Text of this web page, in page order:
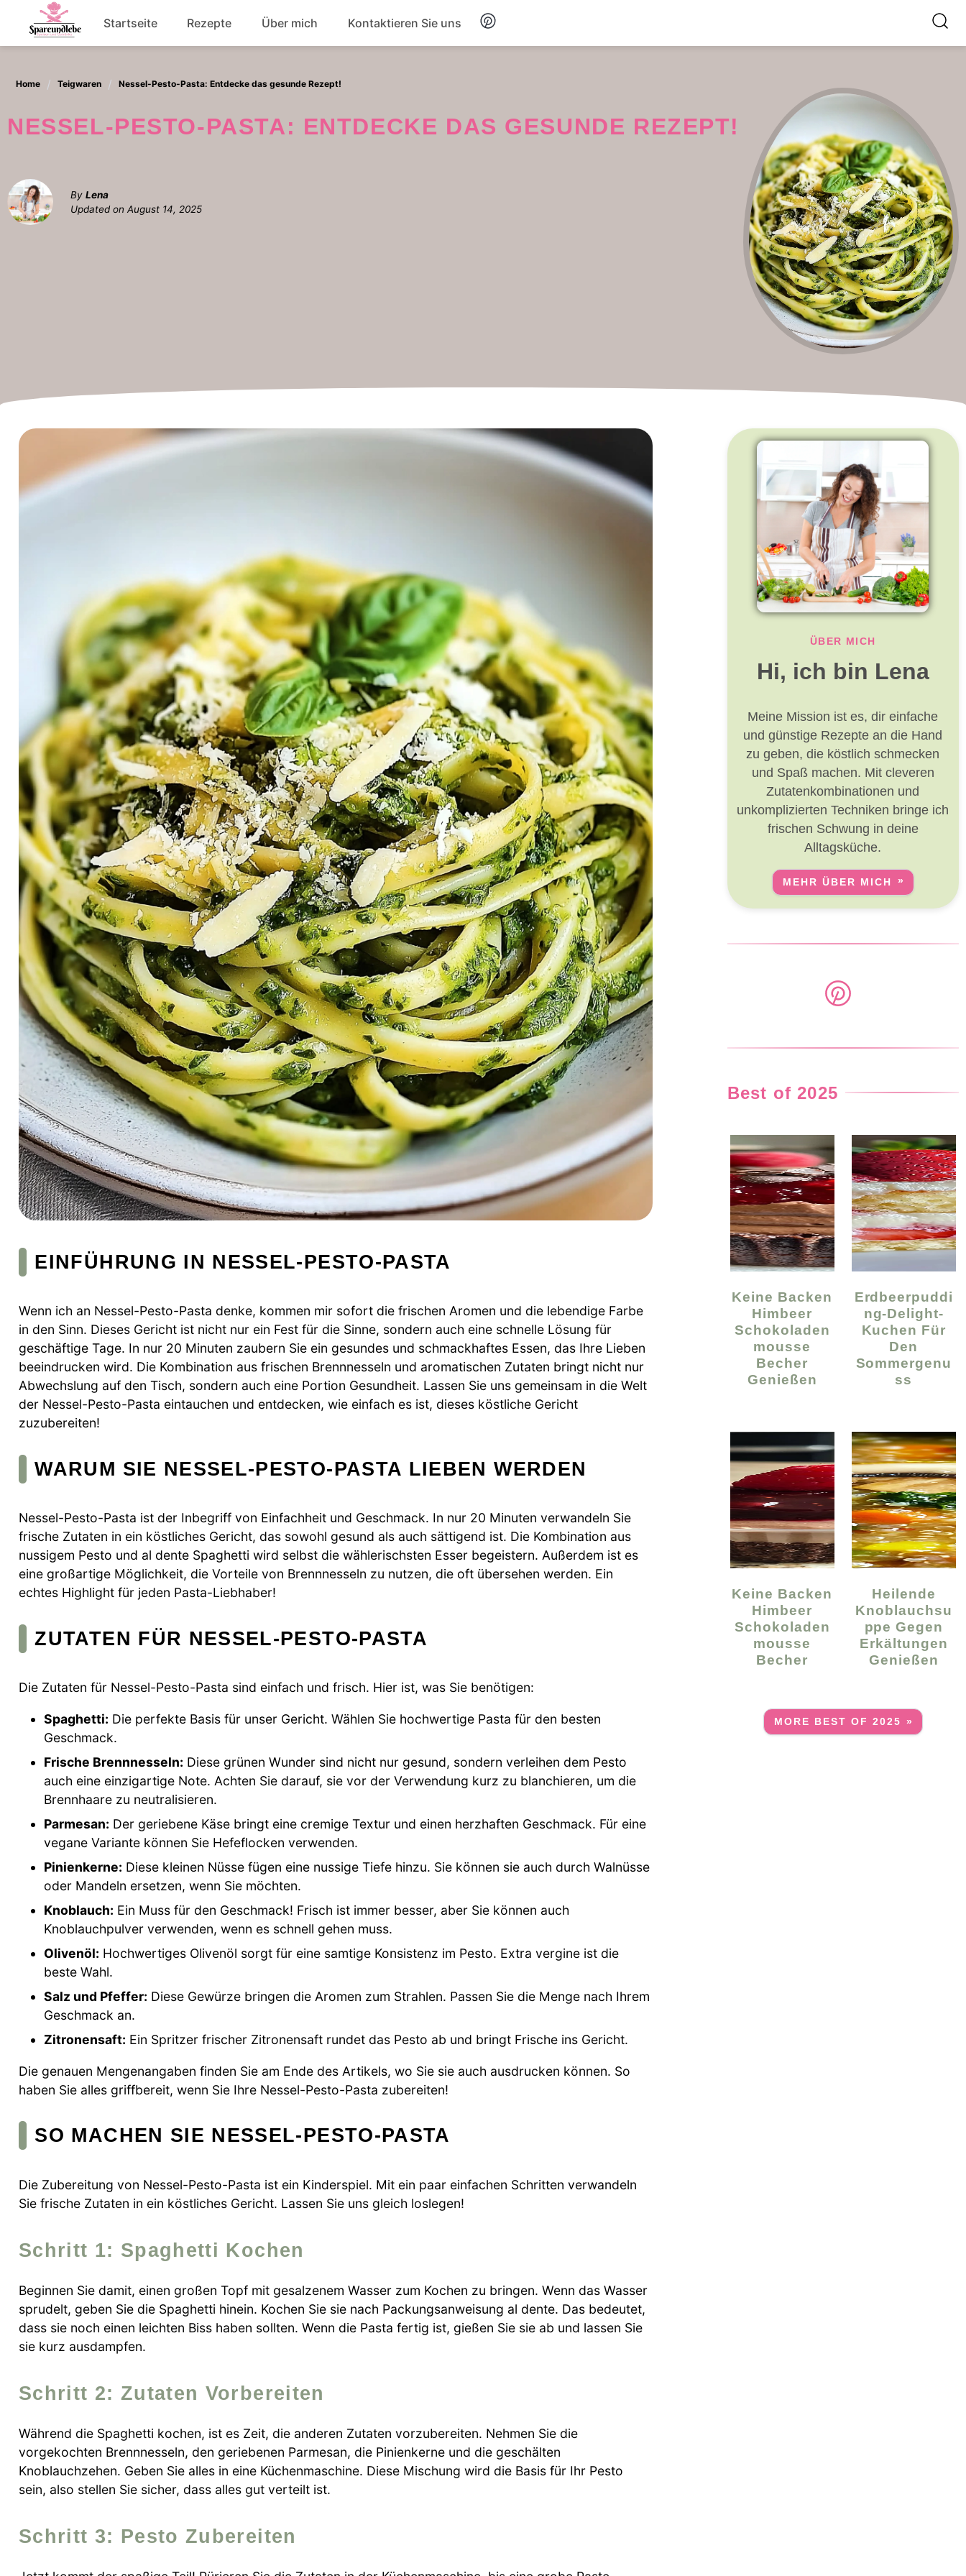
content
Startseite Rezepte Über mich Kontaktieren Sie uns
Home Teigwaren Nessel-Pesto-Pasta: Entdecke das gesunde Rezept!
NESSEL-PESTO-PASTA: ENTDECKE DAS GESUNDE REZEPT!
By Lena
Updated on August 14, 2025
EINFÜHRUNG IN NESSEL-PESTO-PASTA
Wenn ich an Nessel-Pesto-Pasta denke, kommen mir sofort die frischen Aromen und die lebendige Farbe
in den Sinn. Dieses Gericht ist nicht nur ein Fest für die Sinne, sondern auch eine schnelle Lösung für
geschäftige Tage. In nur 20 Minuten zaubern Sie ein gesundes und schmackhaftes Essen, das Ihre Lieben
beeindrucken wird. Die Kombination aus frischen Brennnesseln und aromatischen Zutaten bringt nicht nur
Abwechslung auf den Tisch, sondern auch eine Portion Gesundheit. Lassen Sie uns gemeinsam in die Welt
der Nessel-Pesto-Pasta eintauchen und entdecken, wie einfach es ist, dieses köstliche Gericht
zuzubereiten!
WARUM SIE NESSEL-PESTO-PASTA LIEBEN WERDEN
Nessel-Pesto-Pasta ist der Inbegriff von Einfachheit und Geschmack. In nur 20 Minuten verwandeln Sie
frische Zutaten in ein köstliches Gericht, das sowohl gesund als auch sättigend ist. Die Kombination aus
nussigem Pesto und al dente Spaghetti wird selbst die wählerischsten Esser begeistern. Außerdem ist es
eine großartige Möglichkeit, die Vorteile von Brennnesseln zu nutzen, die oft übersehen werden. Ein
echtes Highlight für jeden Pasta-Liebhaber!
ZUTATEN FÜR NESSEL-PESTO-PASTA
Die Zutaten für Nessel-Pesto-Pasta sind einfach und frisch. Hier ist, was Sie benötigen:
Spaghetti: Die perfekte Basis für unser Gericht. Wählen Sie hochwertige Pasta für den besten
Geschmack.
Frische Brennnesseln: Diese grünen Wunder sind nicht nur gesund, sondern verleihen dem Pesto
auch eine einzigartige Note. Achten Sie darauf, sie vor der Verwendung kurz zu blanchieren, um die
Brennhaare zu neutralisieren.
Parmesan: Der geriebene Käse bringt eine cremige Textur und einen herzhaften Geschmack. Für eine
vegane Variante können Sie Hefeflocken verwenden.
Pinienkerne: Diese kleinen Nüsse fügen eine nussige Tiefe hinzu. Sie können sie auch durch Walnüsse
oder Mandeln ersetzen, wenn Sie möchten.
Knoblauch: Ein Muss für den Geschmack! Frisch ist immer besser, aber Sie können auch
Knoblauchpulver verwenden, wenn es schnell gehen muss.
Olivenöl: Hochwertiges Olivenöl sorgt für eine samtige Konsistenz im Pesto. Extra vergine ist die
beste Wahl.
Salz und Pfeffer: Diese Gewürze bringen die Aromen zum Strahlen. Passen Sie die Menge nach Ihrem
Geschmack an.
Zitronensaft: Ein Spritzer frischer Zitronensaft rundet das Pesto ab und bringt Frische ins Gericht.
Die genauen Mengenangaben finden Sie am Ende des Artikels, wo Sie sie auch ausdrucken können. So
haben Sie alles griffbereit, wenn Sie Ihre Nessel-Pesto-Pasta zubereiten!
SO MACHEN SIE NESSEL-PESTO-PASTA
Die Zubereitung von Nessel-Pesto-Pasta ist ein Kinderspiel. Mit ein paar einfachen Schritten verwandeln
Sie frische Zutaten in ein köstliches Gericht. Lassen Sie uns gleich loslegen!
Schritt 1: Spaghetti Kochen
Beginnen Sie damit, einen großen Topf mit gesalzenem Wasser zum Kochen zu bringen. Wenn das Wasser
sprudelt, geben Sie die Spaghetti hinein. Kochen Sie sie nach Packungsanweisung al dente. Das bedeutet,
dass sie noch einen leichten Biss haben sollten. Wenn die Pasta fertig ist, gießen Sie sie ab und lassen Sie
sie kurz ausdampfen.
Schritt 2: Zutaten Vorbereiten
Während die Spaghetti kochen, ist es Zeit, die anderen Zutaten vorzubereiten. Nehmen Sie die
vorgekochten Brennnesseln, den geriebenen Parmesan, die Pinienkerne und die geschälten
Knoblauchzehen. Geben Sie alles in eine Küchenmaschine. Diese Mischung wird die Basis für Ihr Pesto
sein, also stellen Sie sicher, dass alles gut verteilt ist.
Schritt 3: Pesto Zubereiten
ÜBER MICH
Hi, ich bin Lena
Meine Mission ist es, dir einfache
und günstige Rezepte an die Hand
zu geben, die köstlich schmecken
und Spaß machen. Mit cleveren
Zutatenkombinationen und
unkomplizierten Techniken bringe ich
frischen Schwung in deine
Alltagsküche.
MEHR ÜBER MICH
Best of 2025
Keine Backen
Himbeer
Schokoladen
Mousse
Becher
Genießen
Erdbeerpuddi
Ng-Delight-
Kuchen Für
Den
Sommergenu
Ss
Keine Backen
Himbeer
Schokoladen
Mousse
Becher
Heilende
Knoblauchsu
Ppe Gegen
Erkältungen
Genießen
MORE BEST OF 2025 »